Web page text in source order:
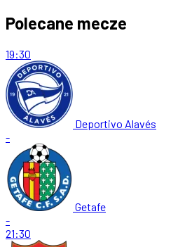
Polecane mecze
19:30
Deportivo Alavés
-
Getafe
-
21:30